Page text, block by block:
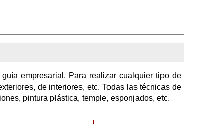
empresarial. Para realizar cualquier tipo de
de interiores, etc. Todas las técnicas de
pintura plástica, temple, esponjados, etc.